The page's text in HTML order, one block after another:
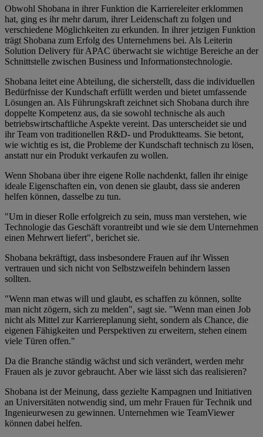
Obwohl Shobana in ihrer Funktion die Karriereleiter erklommen
hat, ging es ihr mehr darum, ihrer Leidenschaft zu folgen und
verschiedene Möglichkeiten zu erkunden. In ihrer jetzigen Funktion
trägt Shobana zum Erfolg des Unternehmens bei. Als Leiterin
Solution Delivery für APAC überwacht sie wichtige Bereiche an der
Schnittstelle zwischen Business und Informationstechnologie.
Shobana leitet eine Abteilung, die sicherstellt, dass die individuellen
Bedürfnisse der Kundschaft erfüllt werden und bietet umfassende
Lösungen an. Als Führungskraft zeichnet sich Shobana durch ihre
doppelte Kompetenz aus, da sie sowohl technische als auch
betriebswirtschaftliche Aspekte vereint. Das unterscheidet sie und
ihr Team von traditionellen R&D- und Produktteams. Sie betont,
wie wichtig es ist, die Probleme der Kundschaft technisch zu lösen,
anstatt nur ein Produkt verkaufen zu wollen.
Wenn Shobana über ihre eigene Rolle nachdenkt, fallen ihr einige
ideale Eigenschaften ein, von denen sie glaubt, dass sie anderen
helfen können, dasselbe zu tun.
"Um in dieser Rolle erfolgreich zu sein, muss man verstehen, wie
Technologie das Geschäft vorantreibt und wie sie dem Unternehmen
einen Mehrwert liefert", berichet sie.
Shobana bekräftigt, dass insbesondere Frauen auf ihr Wissen
vertrauen und sich nicht von Selbstzweifeln behindern lassen
sollten.
"Wenn man etwas will und glaubt, es schaffen zu können, sollte
man nicht zögern, sich zu melden", sagt sie. "Wenn man einen Job
nicht als Mittel zur Karriereplanung sieht, sondern als Chance, die
eigenen Fähigkeiten und Perspektiven zu erweitern, stehen einem
viele Türen offen."
Da die Branche ständig wächst und sich verändert, werden mehr
Frauen als je zuvor gebraucht. Aber wie lässt sich das realisieren?
Shobana ist der Meinung, dass gezielte Kampagnen und Initiativen
an Universitäten notwendig sind, um mehr Frauen für Technik und
Ingenieurwesen zu gewinnen. Unternehmen wie TeamViewer
können dabei helfen.